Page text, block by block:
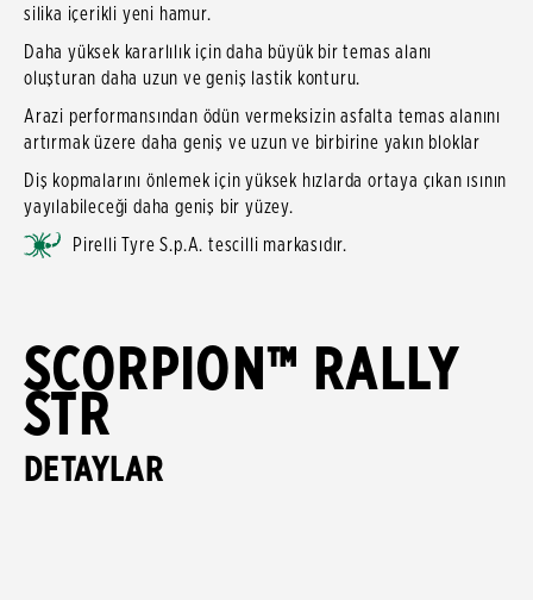
silika içerikli yeni hamur.
Daha yüksek kararlılık için daha büyük bir temas alanı
oluşturan daha uzun ve geniş lastik konturu.
Arazi performansından ödün vermeksizin asfalta temas alanını
artırmak üzere daha geniş ve uzun ve birbirine yakın bloklar
Diş kopmalarını önlemek için yüksek hızlarda ortaya çıkan ısının
yayılabileceği daha geniş bir yüzey.
Pirelli Tyre S.p.A. tescilli markasıdır.
SCORPION™ RALLY
STR
DETAYLAR